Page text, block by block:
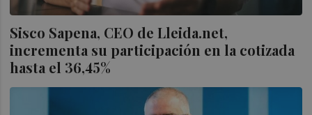
Sisco Sapena, CEO de Lleida.net,
incrementa su participación en la cotizada
hasta el 36,45%